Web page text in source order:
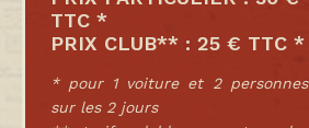
TTC *
PRIX CLUB** : 25 € TTC *
* pour 1 voiture et 2 personnes
sur les 2 jours